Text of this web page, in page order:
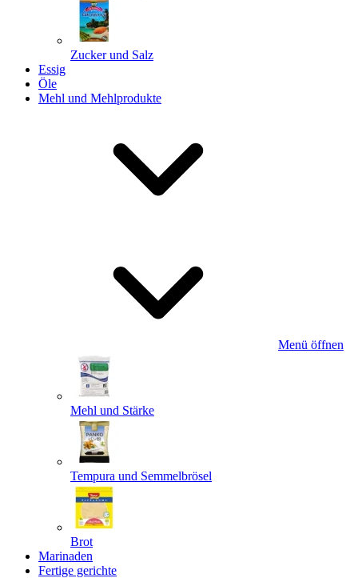
Zucker und Salz
Essig
Öle
Mehl und Mehlprodukte
Menü öffnen
Mehl und Stärke
Tempura und Semmelbrösel
Brot
Marinaden
Fertige gerichte